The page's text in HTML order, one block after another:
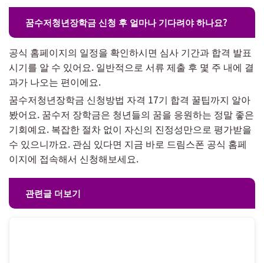
꿈수저청년장학금 신청 후 얼마나 기다려야 하나요?
공식 홈페이지의 일정을 확인하시면 심사 기간과 합격 발표
시기를 알 수 있어요. 일반적으로 서류 제출 후 몇 주 내에 결
과가 나오는 편이에요.
꿈수저청년장학금 신청방법 자격 17기 합격 꿀팁까지 알아
봤어요. 꿈수저 장학금은 청년들의 꿈을 응원하는 정말 좋은
기회예요. 복잡한 절차 없이 자신의 진정성만으로 평가받을
수 있으니까요. 관심 있다면 지금 바로 드림스폰 공식 홈페
이지에 접속해서 신청해보세요.
관련글 더보기